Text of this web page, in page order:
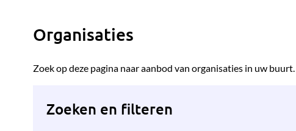
Organisaties
Zoek op deze pagina naar aanbod van organisaties in uw buurt.
Zoeken en filteren